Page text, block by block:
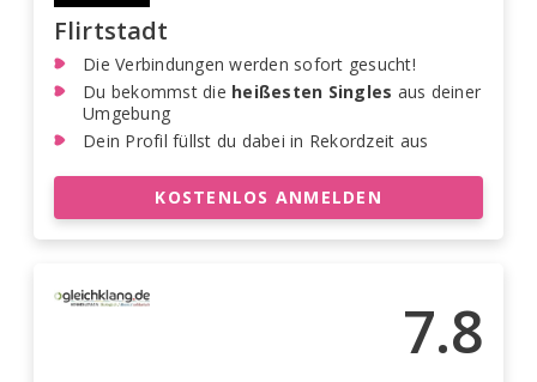
Flirtstadt
Die Verbindungen werden sofort gesucht!
Du bekommst die heißesten Singles aus deiner
Umgebung
Dein Profil füllst du dabei in Rekordzeit aus
KOSTENLOS ANMELDEN
7.8